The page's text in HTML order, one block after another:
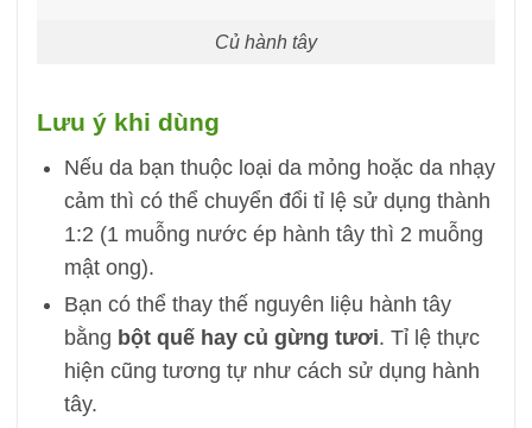
Củ hành tây
Lưu ý khi dùng
Nếu da bạn thuộc loại da mỏng hoặc da nhạy
cảm thì có thể chuyển đổi tỉ lệ sử dụng thành
1:2 (1 muỗng nước ép hành tây thì 2 muỗng
mật ong).
Bạn có thể thay thế nguyên liệu hành tây
bằng bột quế hay củ gừng tươi. Tỉ lệ thực
hiện cũng tương tự như cách sử dụng hành
tây.